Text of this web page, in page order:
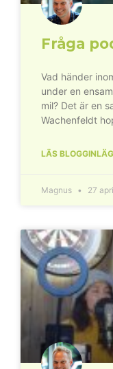
Fråga
Vad händer
under en
mil? Det är en
Wachenfeldt
LÄS
Magnus 27